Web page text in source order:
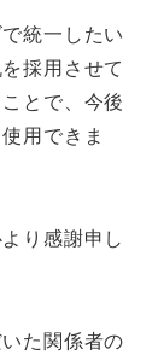
統一したい
採用させて
とで、今後
用できま
り感謝申し
た関係者の